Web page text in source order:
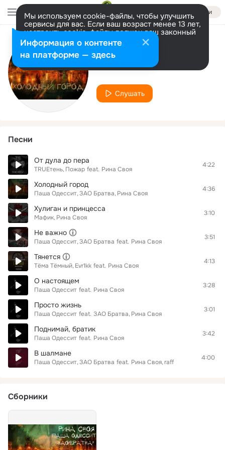
Войти
Мы используем cookie-файлы, чтобы улучшить
сервисы для вас. Если ваш возраст менее 13 лет,
настроить cookie-файлы должен ваш законный
представитель. Больше информации
Разрешить все Настроить
Исполнитель
Рина Своя
Слушать
Песни
От дула до пера
TRUEтень Пожар feat. Рина Своя
4:22
Холодный город
Паша Одессит ЗАО Братва Рина Своя
4:36
Хулиган и принцесса
Мафик Рина Своя
3:10
Не важно
Паша Одессит ЗАО Братва feat. Рина Своя
3:51
Тянется
Тёма Тёмный Evr1kk feat. Рина Своя
4:13
О настоящем
Паша Одессит feat. Рина Своя
3:28
Просто жизнь
Паша Одессит feat. ЗАО Братва Рина Своя
3:01
Поднимай, братик
Паша Одессит feat. Рина Своя
3:42
В шалмане
Паша Одессит ЗАО Братва feat. Рина Своя raff
4:00
Сборники
Информация о контенте
на платформе — здесь